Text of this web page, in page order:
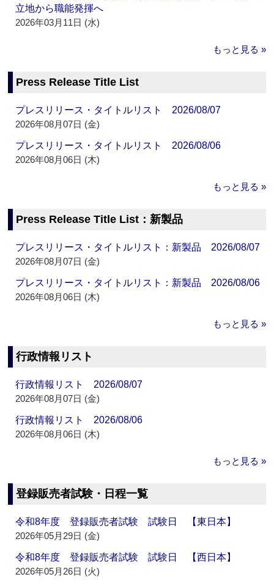
立地から職能発揮へ
2026年03月11日 (水)
もっと見る »
Press Release Title List
プレスリリース・タイトルリスト 2026/08/07
2026年08月07日 (金)
プレスリリース・タイトルリスト 2026/08/06
2026年08月06日 (木)
もっと見る »
Press Release Title List：新製品
プレスリリース・タイトルリスト：新製品 2026/08/07
2026年08月07日 (金)
プレスリリース・タイトルリスト：新製品 2026/08/06
2026年08月06日 (木)
もっと見る »
行政情報リスト
行政情報リスト 2026/08/07
2026年08月07日 (金)
行政情報リスト 2026/08/06
2026年08月06日 (木)
もっと見る »
登録販売者試験・日程一覧
令和8年度 登録販売者試験 試験日 【東日本】
2026年05月29日 (金)
令和8年度 登録販売者試験 試験日 【西日本】
2026年05月26日 (火)